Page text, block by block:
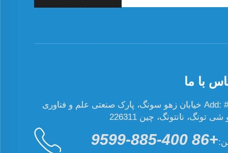
با ما
Add: #19 خیابان زهو سونگ، پارک صنعتی علم و فناوری
تونگ، نانتونگ، چین 226311
+86 400-885-9599